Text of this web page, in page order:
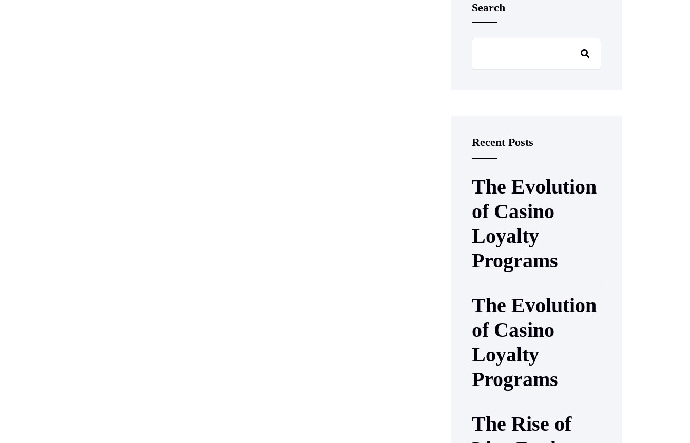
Search
Recent Posts
The Evolution
of Casino
Loyalty
Programs
The Evolution
of Casino
Loyalty
Programs
The Rise of